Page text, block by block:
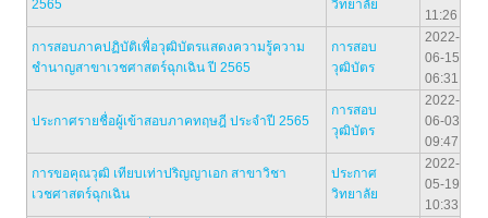
2565
วิทยาลัย
11:26
การสอบภาคปฏิบัติเพื่อวุฒิบัตรแสดงความรู้ความ
ชำนาญสาขาเวชศาสตร์ฉุกเฉิน ปี 2565
การสอบ
วุฒิบัตร
2022-
06-15
06:31
ประกาศรายชื่อผู้เข้าสอบภาคทฤษฎี ประจำปี 2565
การสอบ
วุฒิบัตร
2022-
06-03
09:47
การขอคุณวุฒิ เทียบเท่าปริญญาเอก สาขาวิชา
เวชศาสตร์ฉุกเฉิน
ประกาศ
วิทยาลัย
2022-
05-19
10:33